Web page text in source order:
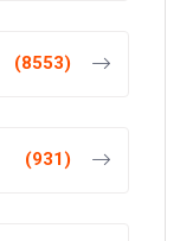
(8553)
(931)